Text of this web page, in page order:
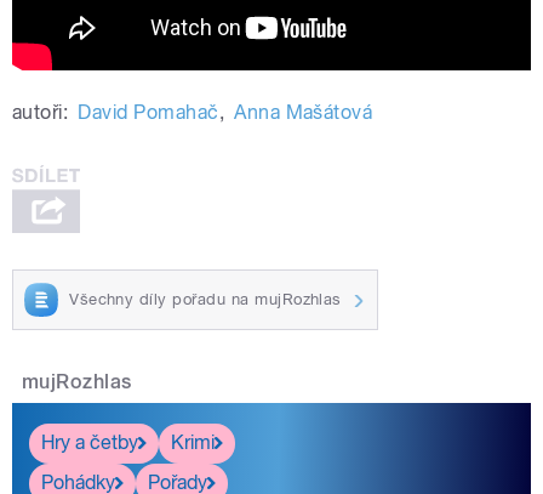
autoři: David Pomahač, Anna Mašátová
Všechny díly pořadu na mujRozhlas
mujRozhlas
Hry a četby
Krimi
Pohádky
Pořady